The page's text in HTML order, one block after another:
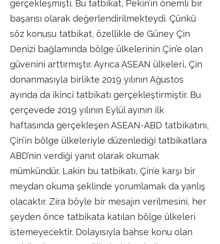
gerçekleşmişti. Bu tatbikat, Pekin’in önemli bir
başarısı olarak değerlendirilmekteydi. Çünkü
söz konusu tatbikat, özellikle de Güney Çin
Denizi bağlamında bölge ülkelerinin Çin’e olan
güvenini arttırmıştır. Ayrıca ASEAN ülkeleri, Çin
donanmasıyla birlikte 2019 yılının Ağustos
ayında da ikinci tatbikatı gerçekleştirmiştir. Bu
çerçevede 2019 yılının Eylül ayının ilk
haftasında gerçekleşen ASEAN-ABD tatbikatını,
Çin’in bölge ülkeleriyle düzenlediği tatbikatlara
ABD’nin verdiği yanıt olarak okumak
mümkündür. Lakin bu tatbikatı, Çin’e karşı bir
meydan okuma şeklinde yorumlamak da yanlış
olacaktır. Zira böyle bir mesajın verilmesini, her
şeyden önce tatbikata katılan bölge ülkeleri
istemeyecektir. Dolayısıyla bahse konu olan